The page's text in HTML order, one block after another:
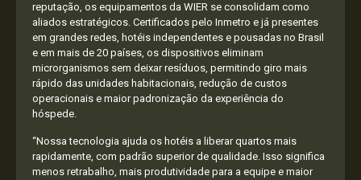
reputação, os equipamentos da WIER se consolidam como
aliados estratégicos. Certificados pelo Inmetro e já presentes
em grandes redes, hotéis independentes e pousadas no Brasil
e em mais de 20 países, os dispositivos eliminam
microrganismos sem deixar resíduos, permitindo giro mais
rápido das unidades habitacionais, redução de custos
operacionais e maior padronização da experiência do
hóspede.
“Nossa tecnologia ajuda os hotéis a liberar quartos mais
rapidamente, com padrão superior de qualidade. Isso significa
menos retrabalho, mais produtividade para a equipe e maior